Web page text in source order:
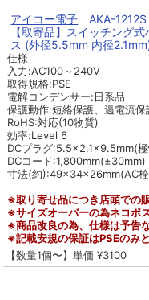
アイコー電子 AKA-1212S
【取寄品】スイッチング
ス (外径5.5mm 内径
仕様
入力:AC100～240V
取得規格:PSE
電解コンデンサー:日系品
保護動作:短絡保護、過電流
RoHS:対応(10物質)
効率:Level 6
DCプラグ:5.5×2.1×9.5mm(
DCコード:1,800mm(±30mm)
寸法(約):49×34×26mm(AC
※取り寄せ品につき店頭での
※サイズオーバーの為ネコポ
※商品改良の為、仕様は予告
※記載安規の保証はPSEのみと
【数量1個〜】単価 ¥3100